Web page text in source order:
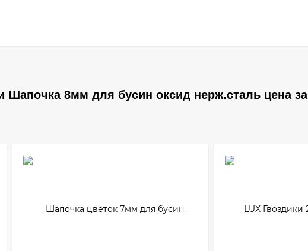
Шапочка 8мм для бусин оксид нерж.сталь цена за